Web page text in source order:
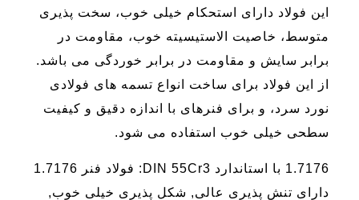
این فولاد دارای استحکام خیلی خوب، سخت پذیری
متوسط، خاصیت الاستیسیته خوب، مقاومت در
برابر سایش و مقاومت در برابر خوردگی می باشد.
از این فولاد برای ساخت انواع تسمه های فولادی
نورد سرد، و برای فنرهای با اندازه دقیق و کیفیت
سطحی خیلی خوب استفاده می شود.
1.7176 با استاندارد DIN 55Cr3: فولاد فنر 1.7176
دارای تنش پذیری عالی, شکل پذیری خیلی خوب,